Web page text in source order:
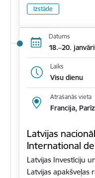
Izstāde
Datums
18.–20.
Laiks
Visu dienu
Atrašanās vieta
Francija,
Latvijas
International
Latvijas Investīciju
Latvijas apakšveļas